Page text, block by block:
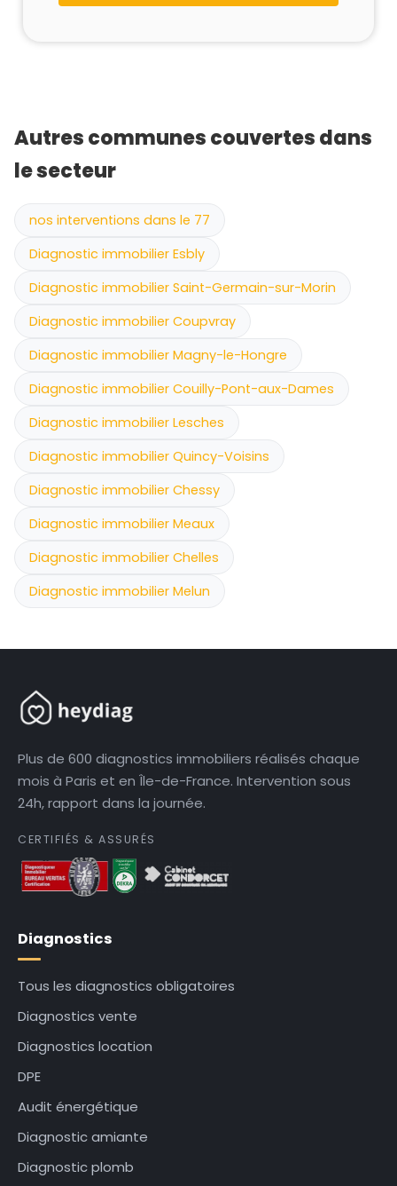
Autres communes couvertes dans
le secteur
nos interventions dans le 77
Diagnostic immobilier Esbly
Diagnostic immobilier Saint-Germain-sur-Morin
Diagnostic immobilier Coupvray
Diagnostic immobilier Magny-le-Hongre
Diagnostic immobilier Couilly-Pont-aux-Dames
Diagnostic immobilier Lesches
Diagnostic immobilier Quincy-Voisins
Diagnostic immobilier Chessy
Diagnostic immobilier Meaux
Diagnostic immobilier Chelles
Diagnostic immobilier Melun
Plus de 600 diagnostics immobiliers réalisés chaque
mois à Paris et en Île-de-France. Intervention sous
24h, rapport dans la journée.
CERTIFIÉS & ASSURÉS
Diagnostics
Tous les diagnostics obligatoires
Diagnostics vente
Diagnostics location
DPE
Audit énergétique
Diagnostic amiante
Diagnostic plomb